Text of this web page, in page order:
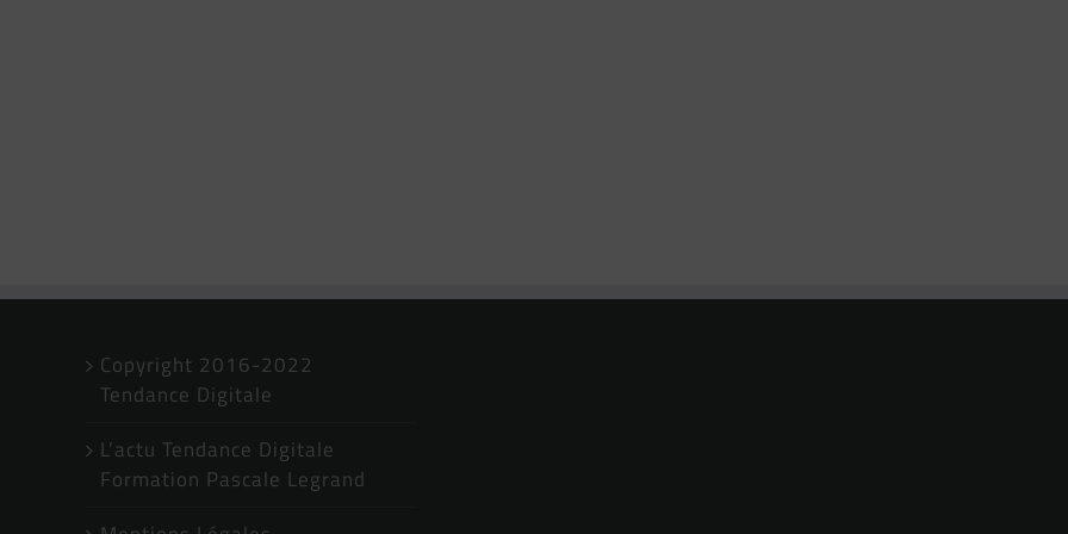
Copyright 2016-2022
Tendance Digitale
L’actu Tendance Digitale
Formation Pascale Legrand